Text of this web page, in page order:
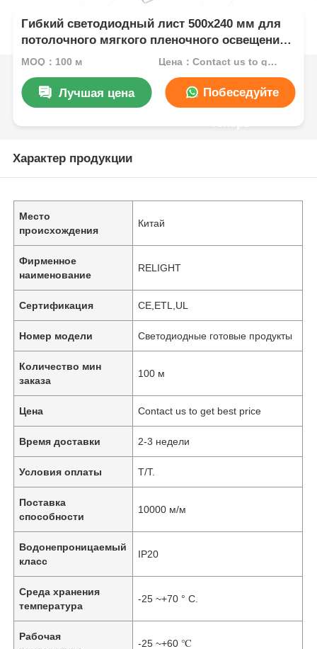
Гибкий светодиодный лист 500x240 мм для
потолочного мягкого пленочного освещения
2700K 3000K 4000K 6500K RGBW
MOQ：100 м Цена：Contact us to get best price
Лучшая цена Побеседуйте
Характер продукции
Место
происхождения
Китай
Фирменное
наименование
RELIGHT
Сертификация CE,ETL,UL
Номер модели Светодиодные готовые продукты
Количество мин
заказа
100 м
Цена Contact us to get best price
Время доставки 2-3 недели
Условия оплаты T/T.
Поставка
способности
10000 м/м
Водонепроницаемый
класс
IP20
Среда хранения
температура
-25 ~+70 ° C.
Рабочая
-25 ~+60 ℃